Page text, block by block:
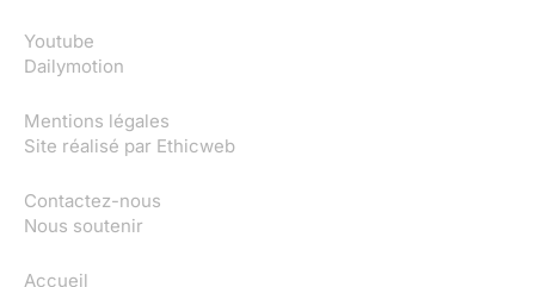
Youtube
Dailymotion
Mentions légales
Site réalisé par Ethicweb
Contactez-nous
Nous soutenir
Accueil